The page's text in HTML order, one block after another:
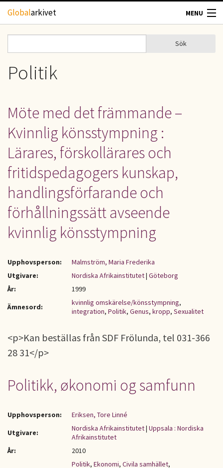
Hoppa till huvudinnehåll
Globalarkivet MENU
TIDSKRIFTER
GEOGRAFI
UPPHOVSRÄTT
KONTAKT
Sökformulär
Sök
Politik
Möte med det främmande –
Kvinnlig könsstympning :
Lärares, förskollärares och
fritidspedagogers kunskap,
handlingsförfarande och
förhållningssätt avseende
kvinnlig könsstympning
Upphovsperson:
Malmström, Maria Frederika
Utgivare:
Nordiska Afrikainstitutet| Göteborg
År:
1999
Ämnesord:
kvinnlig omskärelse/könsstympning,
integration, Politik, Genus, kropp, Sexualitet
<p>Kan beställas från SDF Frölunda, tel 031-366
28 31</p>
Politikk, økonomi og samfunn
Upphovsperson:
Eriksen, Tore Linné
Utgivare:
Nordiska Afrikainstitutet| Uppsala : Nordiska
Afrikainstitutet
År:
2010
Politik, Ekonomi, Civila samhället,